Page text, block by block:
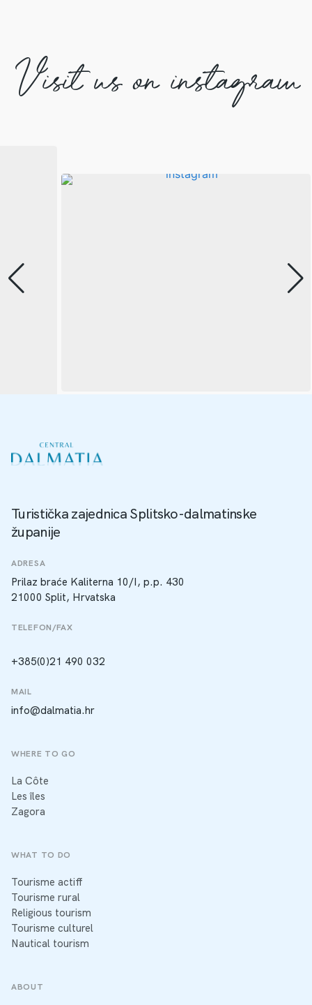
Visit us on instagram
Turistička zajednica Splitsko-dalmatinske
županije
ADRESA
Prilaz braće Kaliterna 10/I, p.p. 430
21000 Split, Hrvatska
TELEFON/FAX
+385(0)21 490 032
MAIL
info@dalmatia.hr
WHERE TO GO
La Côte
Les îles
Zagora
WHAT TO DO
Tourisme actiff
Tourisme rural
Religious tourism
Tourisme culturel
Nautical tourism
ABOUT